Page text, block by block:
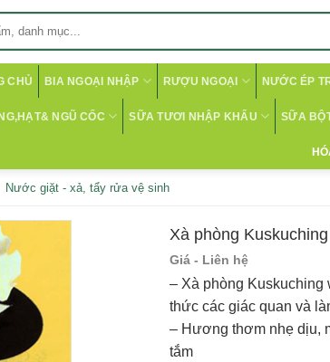
CHỦ BIA NGOẠI NHẬP RƯỢU NGOẠI NƯỚC ÉP
NGŨ CỐC SỮA TƯƠI NHẬP KHẨU SỮA
Nước giặt - xả, tẩy rửa vệ sinh
Xà phòng
Giá - Liên hệ
– Xà phòng Kuskuching
thức các giác quan và
– Hương thơm nhẹ dịu,
tắm